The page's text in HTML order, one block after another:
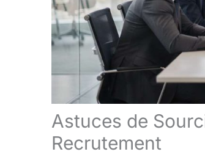
Astuces de
Recrutement